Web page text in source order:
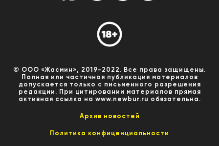
© ООО «Жасмин», 2019-2022. Все права защищены.
Полная или частичная публикация материалов
допускается только с письменного разрешения
редакции. При цитировании материалов прямая
активная ссылка на www.newbur.ru обязательна.
Архив новостей
Политика конфиценциальности